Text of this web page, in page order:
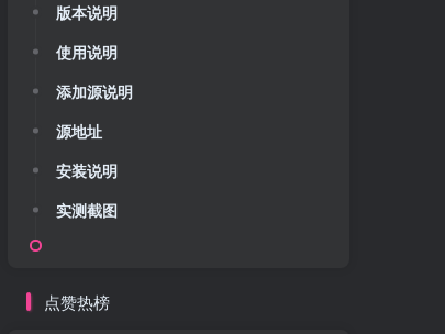
版本说明
使用说明
添加源说明
源地址
安装说明
实测截图
点赞热榜